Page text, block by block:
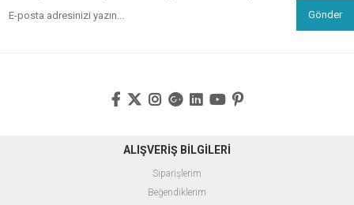
Gönder
ALIŞVERİŞ BİLGİLERİ
Siparişlerim
Beğendiklerim